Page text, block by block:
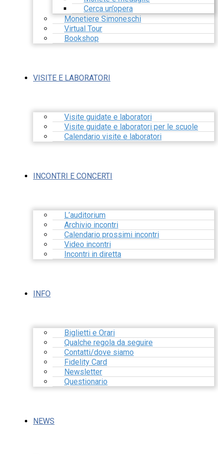
Cerca un’opera
Monetiere Simoneschi
Virtual Tour
Bookshop
VISITE E LABORATORI
Visite guidate e laboratori
Visite guidate e laboratori per le scuole
Calendario visite e laboratori
INCONTRI E CONCERTI
L’auditorium
Archivio incontri
Calendario prossimi incontri
Video incontri
Incontri in diretta
INFO
Biglietti e Orari
Qualche regola da seguire
Contatti/dove siamo
Fidelity Card
Newsletter
Questionario
NEWS